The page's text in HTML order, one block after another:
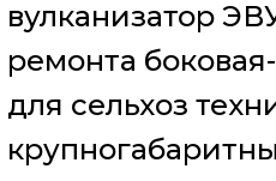
вулканизатор
ремонта
для сельхоз